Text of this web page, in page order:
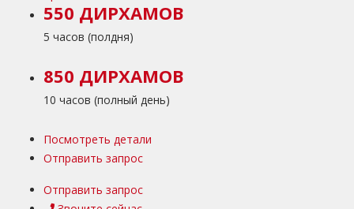
550 ДИРХАМОВ
5 часов (полдня)
850 ДИРХАМОВ
10 часов (полный день)
Посмотреть детали
Отправить запрос
Отправить запрос